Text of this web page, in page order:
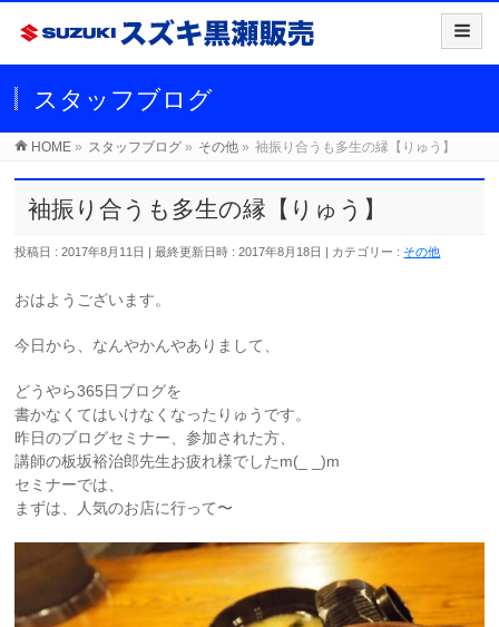
スタッフブログ
HOME » スタッフブログ » その他 » 袖振り合うも多生の縁【りゅう】
袖振り合うも多生の縁【りゅう】
投稿日 : 2017年8月11日 最終更新日時 : 2017年8月18日 カテゴリー : その他
おはようございます。
今日から、なんやかんやありまして、
どうやら365日ブログを
書かなくてはいけなくなったりゅうです。
昨日のブログセミナー、参加された方、
講師の板坂裕治郎先生お疲れ様でしたm(_ _)m
セミナーでは、
まずは、人気のお店に行って〜